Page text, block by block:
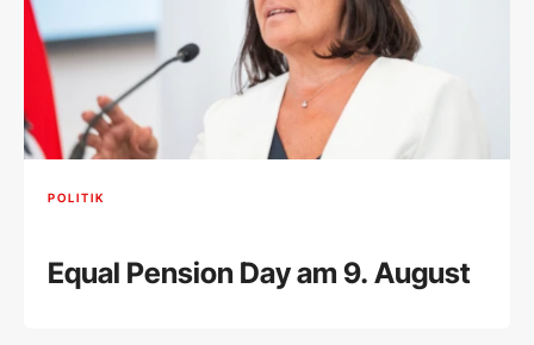
POLITIK
Equal Pension Day am 9. August